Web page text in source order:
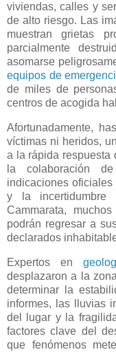
viviendas, calles y
de alto riesgo. Las
muestran grietas
parcialmente
asomarse
equipos de
de miles de
centros de acogida
Afortunadamente,
víctimas ni heridos,
a la rápida respuesta
la colaboración
indicaciones
y la incertidumbre
Cammarata,
podrán regresar a
declarados
Expertos en
desplazaron a la
determinar la
informes, las lluvias
del lugar y la
factores clave del
que fenómenos